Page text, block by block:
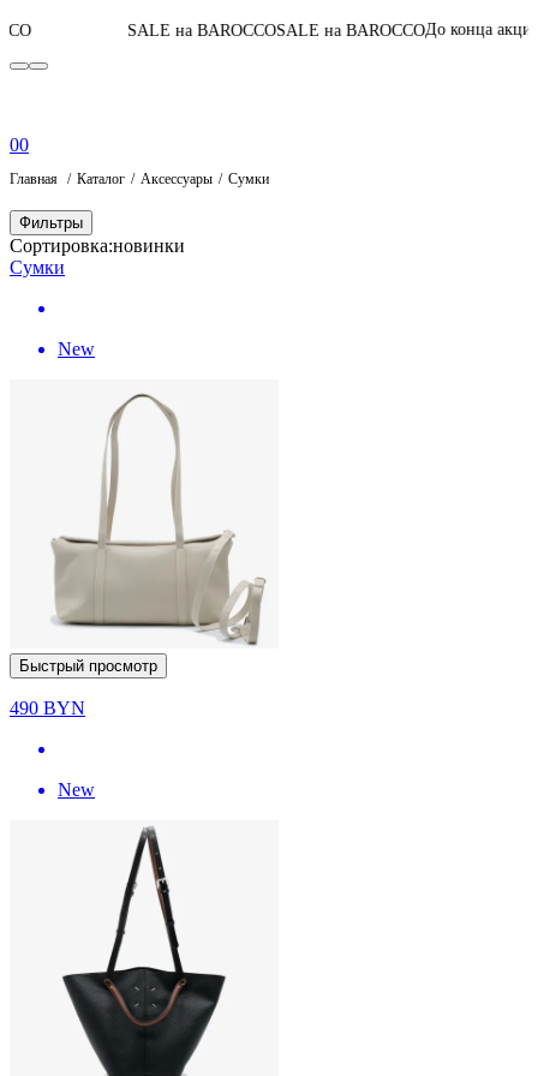
SALE на BAROCCOSALE на BAROCCOДо конца акции04 :06:45 :26
00
Главная Каталог Аксессуары Сумки
Фильтры
Сортировка:новинки
Сумки
New
Быстрый просмотр
490 BYN
New